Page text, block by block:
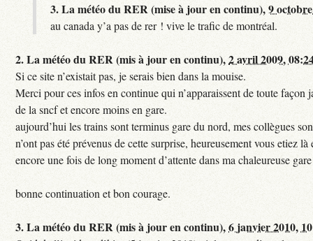
3.La météo du RER (mise à jour en continu),9
au canada y’a pas de rer ! vive le trafic de montréal.
2.La météo du RER (mis à jour en continu),2 avril 2009,
Si ce site n’existait pas, je serais bien dans la mouise.
Merci pour ces infos en continue qui n’apparaissent de toute façon
de la sncf et encore moins en gare.
aujourd’hui les trains sont terminus gare du nord, mes collègues
n’ont pas été prévenus de cette surprise, heureusement vous etiez là
encore une fois de long moment d’attente dans ma chaleureuse
bonne continuation et bon courage.
3.La météo du RER (mis à jour en continu),6 janvier 2010,